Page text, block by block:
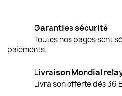
Garanties sécurité
Toutes nos pages sont
paiements.
Livraison Mondial
Livraison offerte dès 36